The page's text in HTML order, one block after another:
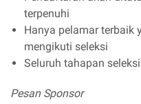
terpenuhi
Hanya pelamar terbaik
mengikuti seleksi
Seluruh tahapan
Pesan Sponsor